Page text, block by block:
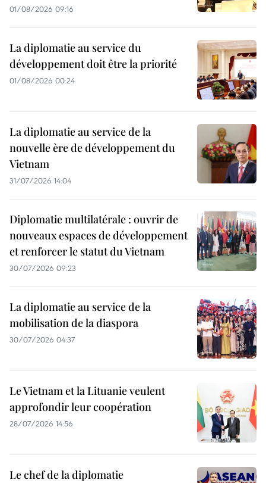
01/08/2026 09:16
La diplomatie au service du
développement doit être la priorité
01/08/2026 00:24
La diplomatie au service de la
nouvelle ère de développement du
Vietnam
31/07/2026 14:04
Diplomatie multilatérale : ouvrir de
nouveaux espaces de développement
et renforcer le statut du Vietnam
30/07/2026 09:23
La diplomatie au service de la
mobilisation de la diaspora
30/07/2026 04:37
Le Vietnam et la Lituanie veulent
approfondir leur coopération
28/07/2026 14:56
Le chef de la diplomatie